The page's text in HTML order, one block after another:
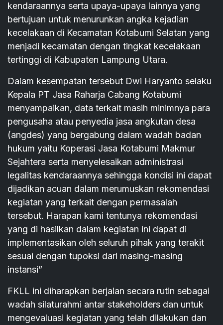
kendaraannya serta upaya-upaya lainnya yang
bertujuan untuk menurunkan angka kejadian
kecelakaan di Kecamatan Kotabumi Selatan yang
menjadi kecamatan dengan tingkat kecelakaan
tertinggi di Kabupaten Lampung Utara.
Dalam kesempatan tersebut Dwi Haryanto selaku
Kepala PT Jasa Raharja Cabang Kotabumi
menyampaikan, data terkait masih minimnya para
pengusaha atau penyedia jasa angkutan desa
(angdes) yang bergabung dalam wadah badan
hukum yaitu Koperasi Jasa Kotabumi Makmur
Sejahtera serta menyelesaikan administrasi
legalitas kendaraannya sehingga kondisi ini dapat
dijadikan acuan dalam merumuskan rekomendasi
kegiatan yang terkait dengan permasalah
tersebut. Harapan kami tentunya rekomendasi
yang di hasilkan dalam kegiatan ini dapat di
implementasikan oleh seluruh pihak yang terakit
sesuai dengan tupoksi dari masing-masing
instansi”
FKLL ini diharapkan berjalan secara rutin sebagai
wadah silaturahmi antar stakeholders dan untuk
mengevaluasi kegiatan yang telah dilakukan dan